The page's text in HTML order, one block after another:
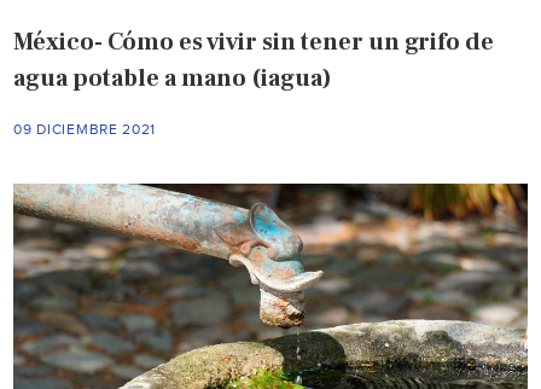
México- Cómo es vivir sin tener un grifo de
agua potable a mano (iagua)
09 DICIEMBRE 2021